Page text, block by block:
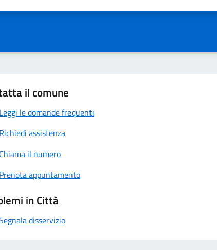
il comune
Leggi le domande frequenti
Richiedi assistenza
Chiama il numero
Prenota appuntamento
in Città
disservizio